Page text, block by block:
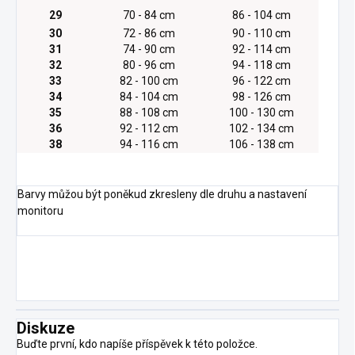
29 70 - 84 cm
86 - 104 cm
30
72 - 86 cm
90 - 110 cm
31
74 - 90 cm
92 - 114 cm
32
80 - 96 cm
94 - 118 cm
33
82 - 100 cm
96 - 122 cm
34
84 - 104 cm
98 - 126 cm
35
88 - 108 cm
100 - 130 cm
36
92 - 112 cm
102 - 134 cm
38
94 - 116 cm 106 - 138 cm
Barvy můžou být poněkud zkresleny dle druhu a nastavení
monitoru
Diskuze
Buďte první, kdo napíše příspěvek k této položce.